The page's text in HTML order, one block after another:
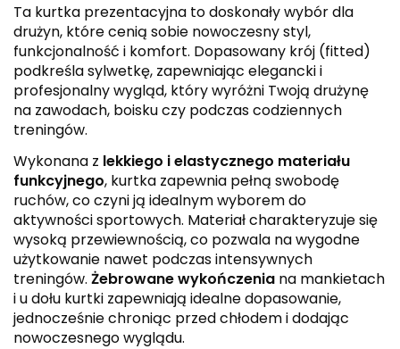
Ta kurtka prezentacyjna to doskonały wybór dla
drużyn, które cenią sobie nowoczesny styl,
funkcjonalność i komfort. Dopasowany krój (fitted)
podkreśla sylwetkę, zapewniając elegancki i
profesjonalny wygląd, który wyróżni Twoją drużynę
na zawodach, boisku czy podczas codziennych
treningów.
Wykonana z lekkiego i elastycznego materiału
funkcyjnego, kurtka zapewnia pełną swobodę
ruchów, co czyni ją idealnym wyborem do
aktywności sportowych. Materiał charakteryzuje się
wysoką przewiewnością, co pozwala na wygodne
użytkowanie nawet podczas intensywnych
treningów. Żebrowane wykończenia na mankietach
i u dołu kurtki zapewniają idealne dopasowanie,
jednocześnie chroniąc przed chłodem i dodając
nowoczesnego wyglądu.